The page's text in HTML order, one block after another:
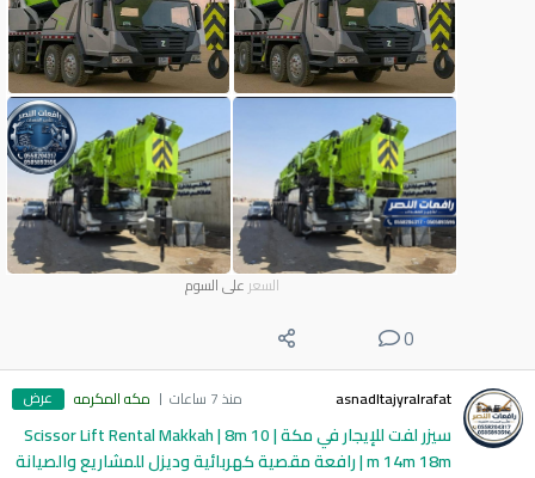
السعر على السوم
0
asnadltajyralrafat منذ 7 ساعات مكه المكرمه عرض
سيزر لفت للإيجار في مكة | Scissor Lift Rental Makkah | 8m 10
m 14m 18m | رافعة مقصية كهربائية وديزل للمشاريع والصيانة